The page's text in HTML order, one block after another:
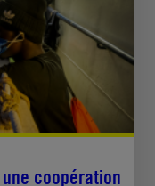
coopération